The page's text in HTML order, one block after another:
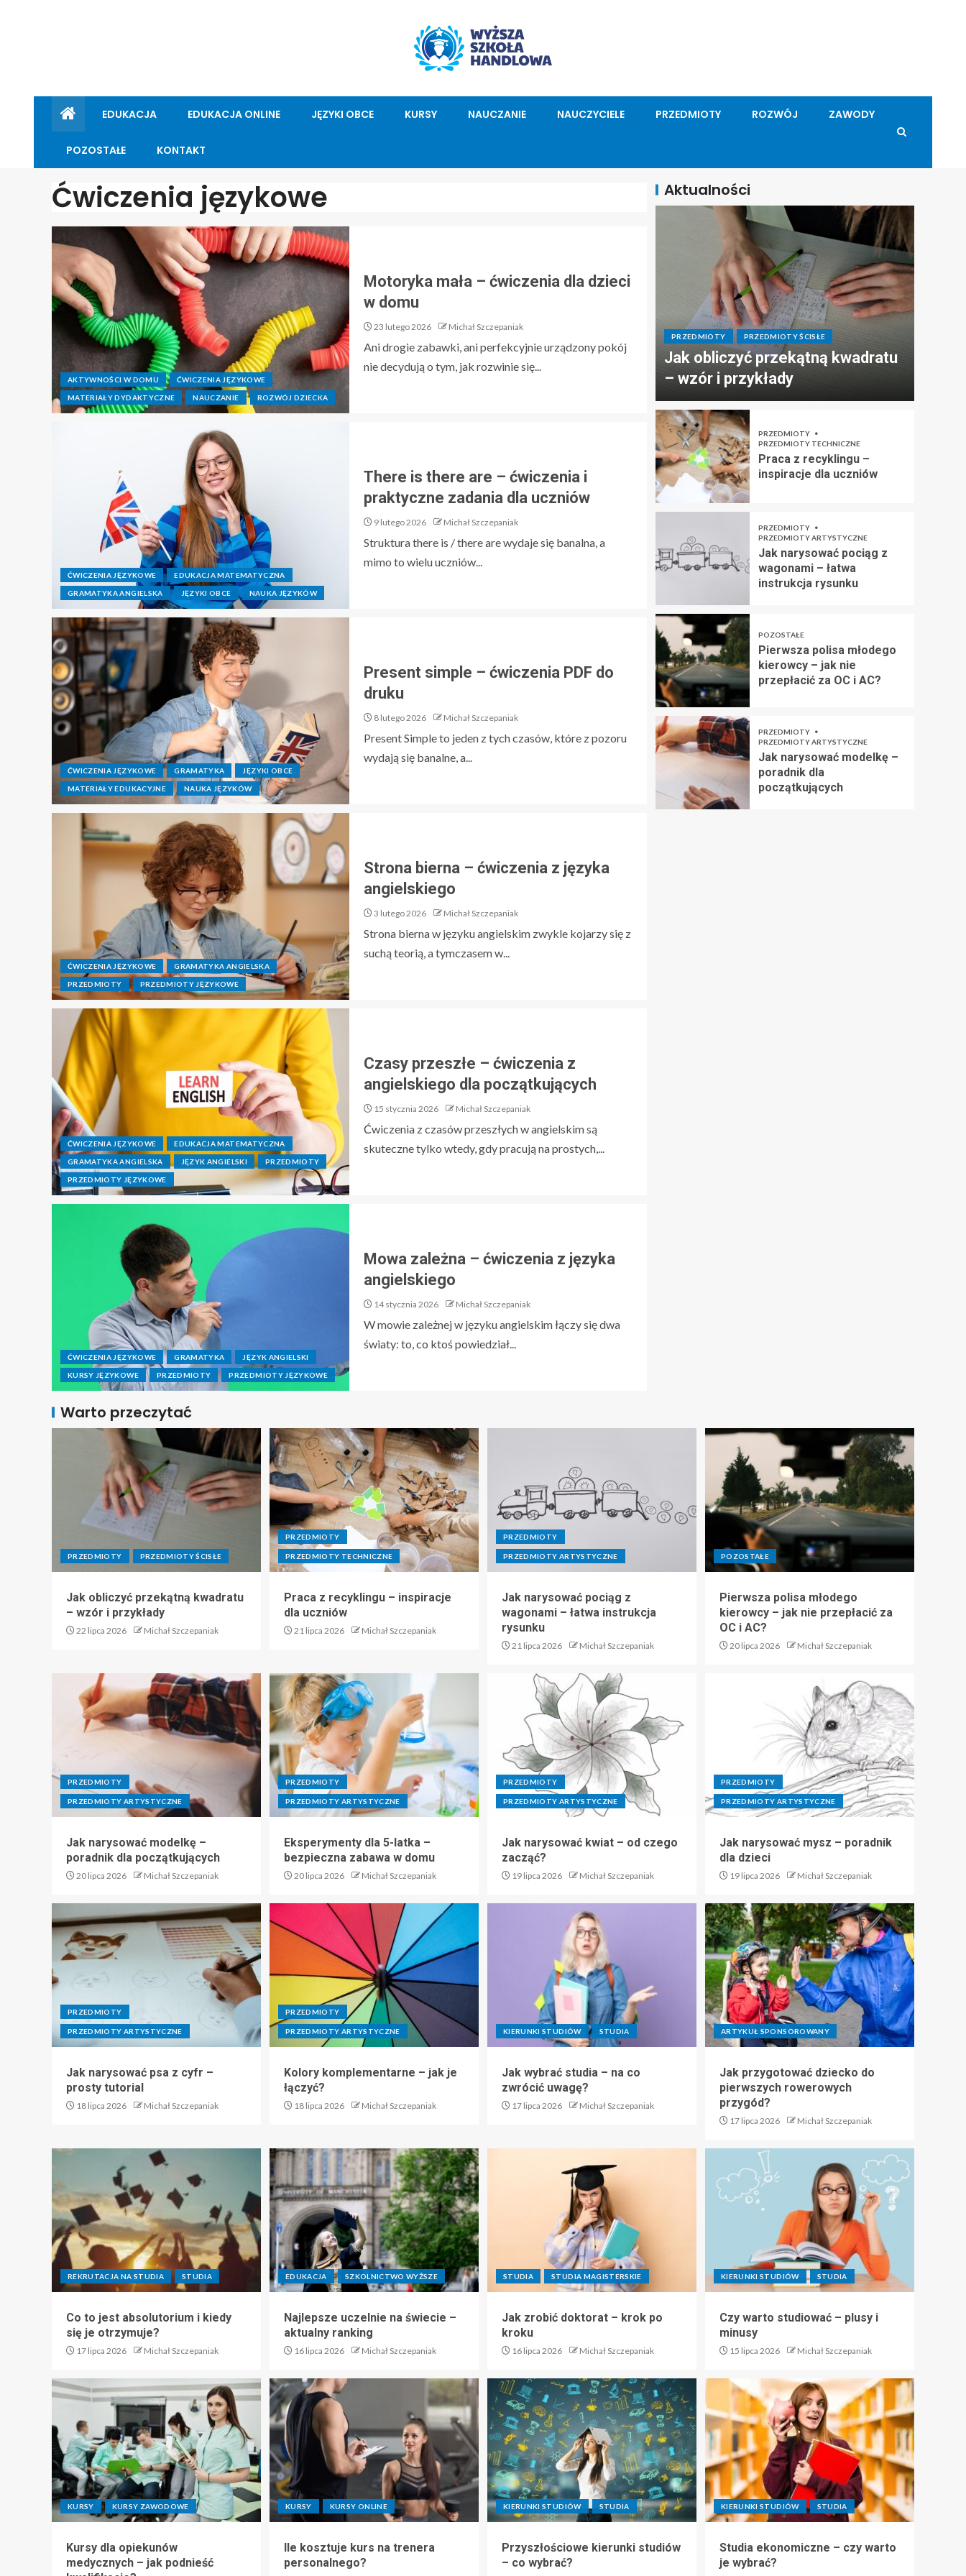
EDUKACJA EDUKACJA ONLINE JĘZYKI OBCE KURSY NAUCZANIE NAUCZYCIELE PRZEDMIOTY ROZWÓJ ZAWODY
POZOSTAŁE KONTAKT
Ćwiczenia językowe
AKTYWNOŚCI W DOMU ĆWICZENIA JĘZYKOWE
MATERIAŁY DYDAKTYCZNE NAUCZANIE ROZWÓJ DZIECKA
Motoryka mała – ćwiczenia dla dzieci
w domu
23 lutego 2026 Michał Szczepaniak
Ani drogie zabawki, ani perfekcyjnie urządzony pokój
nie decydują o tym, jak rozwinie się...
ĆWICZENIA JĘZYKOWE EDUKACJA MATEMATYCZNA
GRAMATYKA ANGIELSKA JĘZYKI OBCE NAUKA JĘZYKÓW
There is there are – ćwiczenia i
praktyczne zadania dla uczniów
9 lutego 2026 Michał Szczepaniak
Struktura there is / there are wydaje się banalna, a
mimo to wielu uczniów...
ĆWICZENIA JĘZYKOWE GRAMATYKA JĘZYKI OBCE
MATERIAŁY EDUKACYJNE NAUKA JĘZYKÓW
Present simple – ćwiczenia PDF do
druku
8 lutego 2026 Michał Szczepaniak
Present Simple to jeden z tych czasów, które z pozoru
wydają się banalne, a...
ĆWICZENIA JĘZYKOWE GRAMATYKA ANGIELSKA
PRZEDMIOTY PRZEDMIOTY JĘZYKOWE
Strona bierna – ćwiczenia z języka
angielskiego
3 lutego 2026 Michał Szczepaniak
Strona bierna w języku angielskim zwykle kojarzy się z
suchą teorią, a tymczasem w...
ĆWICZENIA JĘZYKOWE EDUKACJA MATEMATYCZNA
GRAMATYKA ANGIELSKA JĘZYK ANGIELSKI PRZEDMIOTY
PRZEDMIOTY JĘZYKOWE
Czasy przeszłe – ćwiczenia z
angielskiego dla początkujących
15 stycznia 2026 Michał Szczepaniak
Ćwiczenia z czasów przeszłych w angielskim są
skuteczne tylko wtedy, gdy pracują na prostych,...
ĆWICZENIA JĘZYKOWE GRAMATYKA JĘZYK ANGIELSKI
KURSY JĘZYKOWE PRZEDMIOTY PRZEDMIOTY JĘZYKOWE
Mowa zależna – ćwiczenia z języka
angielskiego
14 stycznia 2026 Michał Szczepaniak
W mowie zależnej w języku angielskim łączy się dwa
światy: to, co ktoś powiedział...
Aktualności
PRZEDMIOTY PRZEDMIOTY ŚCISŁE
Jak obliczyć przekątną kwadratu
– wzór i przykłady
PRZEDMIOTY
PRZEDMIOTY TECHNICZNE
Praca z recyklingu –
inspiracje dla uczniów
PRZEDMIOTY
PRZEDMIOTY ARTYSTYCZNE
Jak narysować pociąg z
wagonami – łatwa
instrukcja rysunku
POZOSTAŁE
Pierwsza polisa młodego
kierowcy – jak nie
przepłacić za OC i AC?
PRZEDMIOTY
PRZEDMIOTY ARTYSTYCZNE
Jak narysować modelkę –
poradnik dla
początkujących
Warto przeczytać
PRZEDMIOTY PRZEDMIOTY ŚCISŁE
Jak obliczyć przekątną kwadratu
– wzór i przykłady
22 lipca 2026 Michał Szczepaniak
PRZEDMIOTY
PRZEDMIOTY TECHNICZNE
Praca z recyklingu – inspiracje
dla uczniów
21 lipca 2026 Michał Szczepaniak
PRZEDMIOTY
PRZEDMIOTY ARTYSTYCZNE
Jak narysować pociąg z
wagonami – łatwa instrukcja
rysunku
21 lipca 2026 Michał Szczepaniak
POZOSTAŁE
Pierwsza polisa młodego
kierowcy – jak nie przepłacić za
OC i AC?
20 lipca 2026 Michał Szczepaniak
PRZEDMIOTY
PRZEDMIOTY ARTYSTYCZNE
Jak narysować modelkę –
poradnik dla początkujących
20 lipca 2026 Michał Szczepaniak
PRZEDMIOTY
PRZEDMIOTY ARTYSTYCZNE
Eksperymenty dla 5-latka –
bezpieczna zabawa w domu
20 lipca 2026 Michał Szczepaniak
PRZEDMIOTY
PRZEDMIOTY ARTYSTYCZNE
Jak narysować kwiat – od czego
zacząć?
19 lipca 2026 Michał Szczepaniak
PRZEDMIOTY
PRZEDMIOTY ARTYSTYCZNE
Jak narysować mysz – poradnik
dla dzieci
19 lipca 2026 Michał Szczepaniak
PRZEDMIOTY
PRZEDMIOTY ARTYSTYCZNE
Jak narysować psa z cyfr –
prosty tutorial
18 lipca 2026 Michał Szczepaniak
PRZEDMIOTY
PRZEDMIOTY ARTYSTYCZNE
Kolory komplementarne – jak je
łączyć?
18 lipca 2026 Michał Szczepaniak
KIERUNKI STUDIÓW STUDIA
Jak wybrać studia – na co
zwrócić uwagę?
17 lipca 2026 Michał Szczepaniak
ARTYKUŁ SPONSOROWANY
Jak przygotować dziecko do
pierwszych rowerowych
przygód?
17 lipca 2026 Michał Szczepaniak
REKRUTACJA NA STUDIA STUDIA
Co to jest absolutorium i kiedy
się je otrzymuje?
17 lipca 2026 Michał Szczepaniak
EDUKACJA SZKOLNICTWO WYŻSZE
Najlepsze uczelnie na świecie –
aktualny ranking
16 lipca 2026 Michał Szczepaniak
STUDIA STUDIA MAGISTERSKIE
Jak zrobić doktorat – krok po
kroku
16 lipca 2026 Michał Szczepaniak
KIERUNKI STUDIÓW STUDIA
Czy warto studiować – plusy i
minusy
15 lipca 2026 Michał Szczepaniak
KURSY KURSY ZAWODOWE
Kursy dla opiekunów
medycznych – jak podnieść
KURSY KURSY ONLINE
Ile kosztuje kurs na trenera
personalnego?
KIERUNKI STUDIÓW STUDIA
Przyszłościowe kierunki studiów
– co wybrać?
KIERUNKI STUDIÓW STUDIA
Studia ekonomiczne – czy warto
je wybrać?